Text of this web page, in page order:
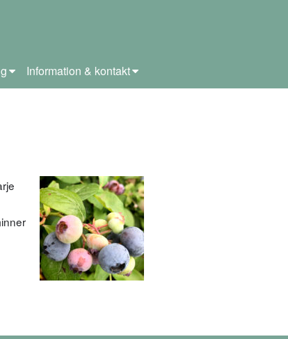
Information & kontakt